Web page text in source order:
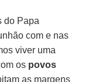
do Papa
com e nas
viver uma
os povos
as margens